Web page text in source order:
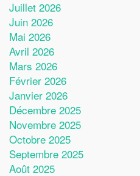
Juillet 2026
Juin 2026
Mai 2026
Avril 2026
Mars 2026
Février 2026
Janvier 2026
Décembre 2025
Novembre 2025
Octobre 2025
Septembre 2025
Août 2025